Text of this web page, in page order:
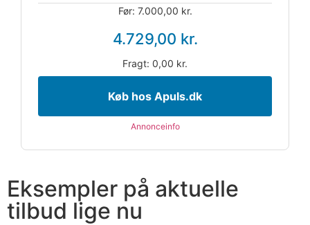
Før: 7.000,00 kr.
4.729,00 kr.
Fragt: 0,00 kr.
Køb hos Apuls.dk
Annonceinfo
Eksempler på aktuelle
tilbud lige nu